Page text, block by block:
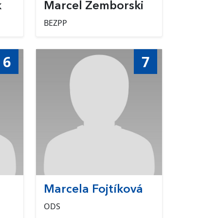
Marcel Zemborski
BEZPP
6 7
Marcela Fojtíková
ODS